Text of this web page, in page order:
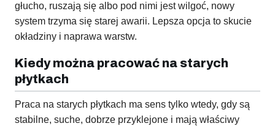
głucho, ruszają się albo pod nimi jest wilgoć, nowy
system trzyma się starej awarii. Lepsza opcja to skucie
okładziny i naprawa warstw.
Kiedy można pracować na starych
płytkach
Praca na starych płytkach ma sens tylko wtedy, gdy są
stabilne, suche, dobrze przyklejone i mają właściwy